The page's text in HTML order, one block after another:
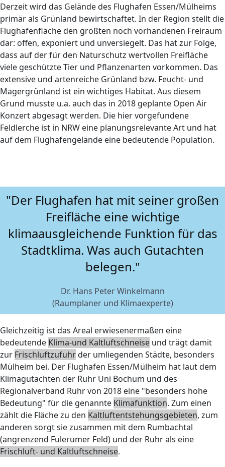
Derzeit wird das Gelände des Flughafen Essen/Mülheims
primär als Grünland bewirtschaftet. In der Region stellt die
Flughafenfläche den größten noch vorhandenen Freiraum
dar: offen, exponiert und unversiegelt. Das hat zur Folge,
dass auf der für den Naturschutz wertvollen Freifläche
viele geschützte Tier und Pflanzenarten vorkommen. Das
extensive und artenreiche Grünland bzw. Feucht- und
Magergrünland ist ein wichtiges Habitat. Aus diesem
Grund musste u.a. auch das in 2018 geplante Open Air
Konzert abgesagt werden. Die hier vorgefundene
Feldlerche ist in NRW eine planungsrelevante Art und hat
auf dem Flughafengelände eine bedeutende Population.
"Der Flughafen hat mit seiner großen
Freifläche eine wichtige
klimaausgleichende Funktion für das
Stadtklima. Was auch Gutachten
belegen."
Dr. Hans Peter Winkelmann
(Raumplaner und Klimaexperte)
Gleichzeitig ist das Areal erwiesenermaßen eine
bedeutende Klima-und Kaltluftschneise und trägt damit
zur Frischluftzufuhrder umliegenden Städte, besonders
Mülheim bei. Der Flughafen Essen/Mülheim hat laut dem
Klimagutachten der Ruhr Uni Bochum und des
Regionalverband Ruhr von 2018 eine "besonders hohe
Bedeutung" für die genannte Klimafunktion. Zum einen
zählt die Fläche zu den Kaltluftentstehungsgebieten, zum
anderen sorgt sie zusammen mit dem Rumbachtal
(angrenzend Fulerumer Feld) und der Ruhr als eine
Frischluft- und Kaltluftschneise.